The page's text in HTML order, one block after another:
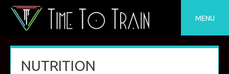
Skip
content
MENU
NUTRITION